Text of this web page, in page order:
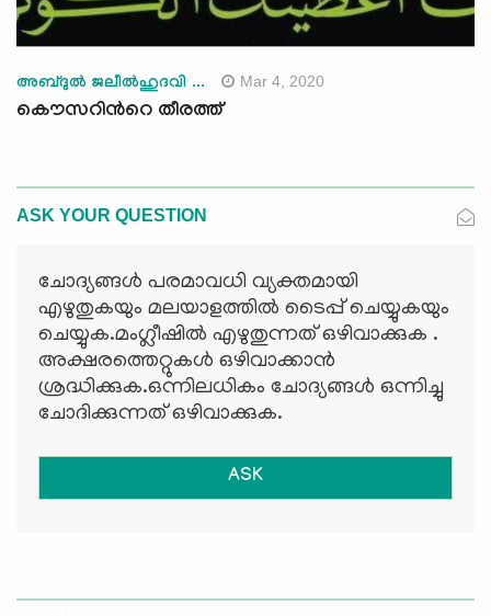
അബ്ദുല്‍ ജലീല്‍ഹുദവി ... Mar 4, 2020
കൌസറിന്‍റെ തീരത്ത്
ASK YOUR QUESTION
ചോദ്യങ്ങള്‍ പരമാവധി വ്യക്തമായി
എഴുതുകയും മലയാളത്തില്‍ ടൈപ്പ് ചെയ്യുകയും
ചെയ്യുക.മംഗ്ലീഷില്‍ എഴുതുന്നത് ഒഴിവാക്കുക .
അക്ഷരത്തെറ്റുകള്‍ ഒഴിവാക്കാന്‍
ശ്രദ്ധിക്കുക.ഒന്നിലധികം ചോദ്യങ്ങള്‍ ഒന്നിച്ചു
ചോദിക്കുന്നത് ഒഴിവാക്കുക.
ASK